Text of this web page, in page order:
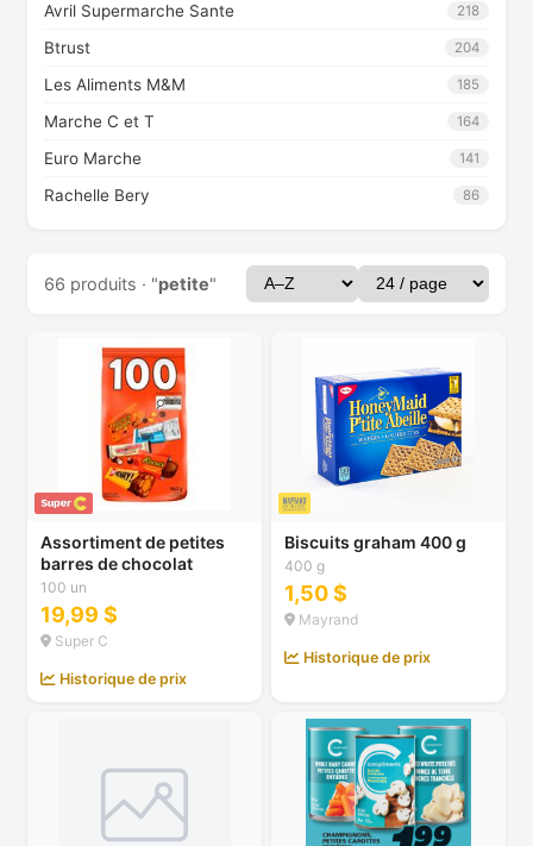
Avril Supermarche Sante 218
Btrust 204
Les Aliments M&M 185
Marche C et T 164
Euro Marche 141
Rachelle Bery 86
66 produits · "petite"
Assortiment de petites
barres de chocolat
100 un
19,99 $
Super C
Historique de prix
Biscuits graham 400 g
400 g
1,50 $
Mayrand
Historique de prix